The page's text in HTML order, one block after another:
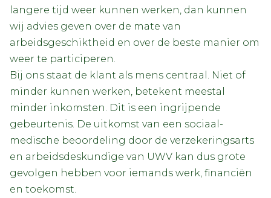
langere tijd weer kunnen werken, dan kunnen
wij advies geven over de mate van
arbeidsgeschiktheid en over de beste manier om
weer te participeren.
Bij ons staat de klant als mens centraal. Niet of
minder kunnen werken, betekent meestal
minder inkomsten. Dit is een ingrijpende
gebeurtenis. De uitkomst van een sociaal-
medische beoordeling door de verzekeringsarts
en arbeidsdeskundige van UWV kan dus grote
gevolgen hebben voor iemands werk, financiën
en toekomst.